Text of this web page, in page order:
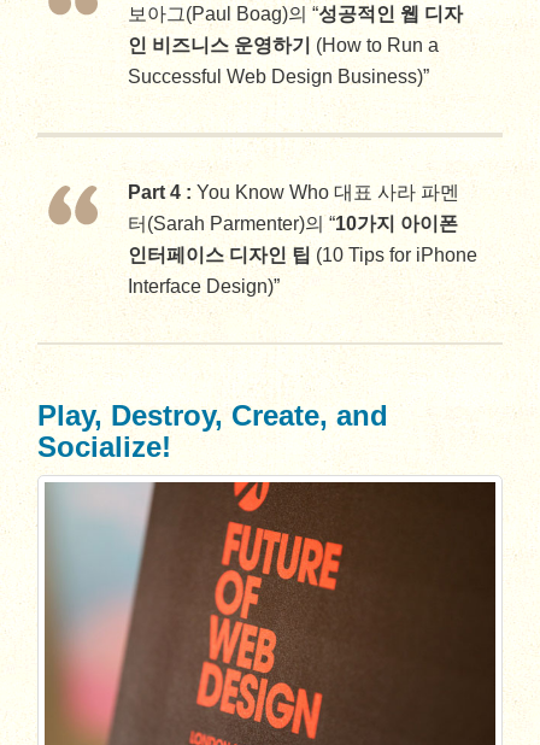
보아그(Paul Boag)의 “성공적인 웹 디자
인 비즈니스 운영하기
(How to Run a
Successful Web Design Business)”
Part 4 :You Know Who 대표 사라 파멘
터(Sarah Parmenter)의 “10가지 아이폰
인터페이스 디자인 팁 (10 Tips for iPhone
Interface Design)”
Play, Destroy, Create, and
Socialize!